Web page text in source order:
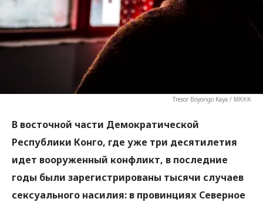
Tresor Boyongo Kaya / МККК
В восточной части Демократической
Республики Конго, где уже три десятилетия
идет вооруженный конфликт, в последние
годы были зарегистрированы тысячи случаев
сексуального насилия: в провинциях Северное